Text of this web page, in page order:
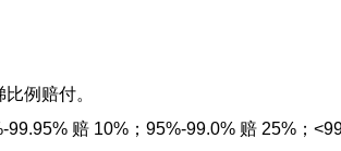
例赔付。
赔 10%；95%-99.0% 赔 25%；